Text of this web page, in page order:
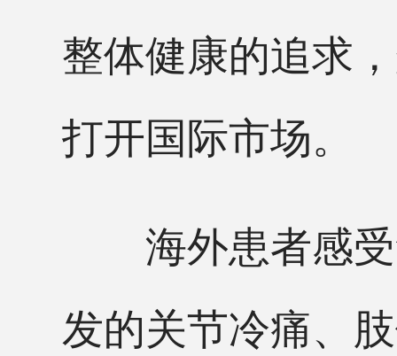
整体健康的追求
打开国际市场。
海外患者感受
发的关节冷痛、